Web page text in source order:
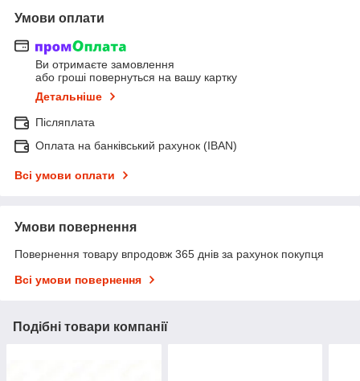
Умови оплати
Ви отримаєте замовлення
або гроші повернуться на вашу картку
Детальніше
Післяплата
Оплата на банківський рахунок (IBAN)
Всі умови оплати
Умови повернення
Повернення товару впродовж 365 днів за рахунок покупця
Всі умови повернення
Подібні товари компанії